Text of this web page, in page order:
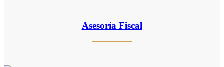
Asesoría Fiscal